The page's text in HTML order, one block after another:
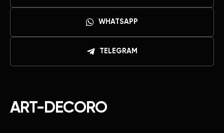
ART-DECORO
WHATSAPP
TELEGRAM